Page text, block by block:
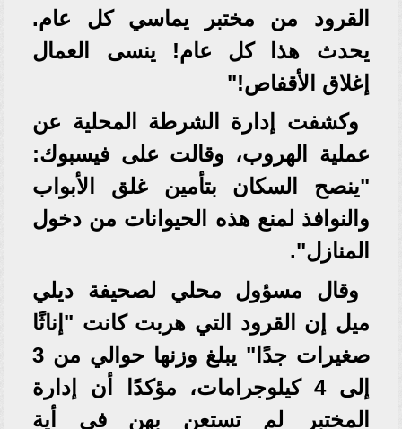
القرود من مختبر يماسي كل عام.
يحدث هذا كل عام! ينسى العمال
إغلاق الأقفاص!"
وكشفت إدارة الشرطة المحلية عن
عملية الهروب، وقالت على فيسبوك:
"ينصح السكان بتأمين غلق الأبواب
والنوافذ لمنع هذه الحيوانات من دخول
المنازل".
وقال مسؤول محلي لصحيفة ديلي
ميل إن القرود التي هربت كانت "إناثًا
صغيرات جدًا" يبلغ وزنها حوالي من 3
إلى 4 كيلوجرامات، مؤكدًا أن إدارة
المختبر لم تستعن بهن في أية